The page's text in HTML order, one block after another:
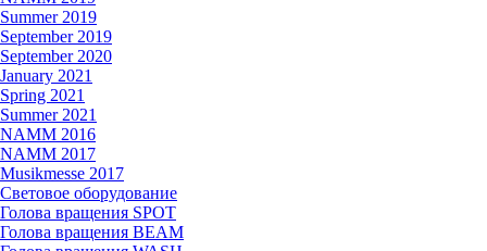
Summer 2019
September 2019
September 2020
January 2021
Spring 2021
Summer 2021
NAMM 2016
NAMM 2017
Musikmesse 2017
Световое оборудование
Голова вращения SPOT
Голова вращения BEAM